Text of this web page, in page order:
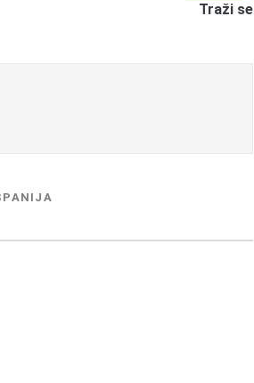
Traži se